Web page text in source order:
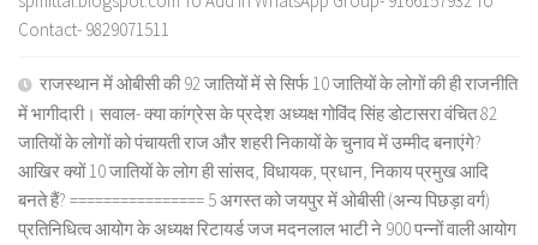
Contact- 9829071511
राजस्थान में ओबीसी की 92 जातियों में से सिर्फ 10 जातियों के लोगों की ही राजनीति
में भागीदारी। सवाल- क्या कांग्रेस के प्रदेश अध्यक्ष गोविंद सिंह डोटासरा वंचित 82
जातियों के लोगों को पंचायती राज और शहरी निकायों के चुनाव में उम्मीद बनाएंगे?
आखिर क्यों 10 जातियों के लोग ही सांसद, विधायक, प्रधान, निकाय प्रमुख आदि
बनते हैं? ================ 5 अगस्त को जयपुर में ओबीसी (अन्य पिछड़ा वर्ग)
प्रतिनिधित्व आयोग के अध्यक्ष रिटायर्ड जज मदनलाल भाटी ने 900 पन्नों वाली आयोग